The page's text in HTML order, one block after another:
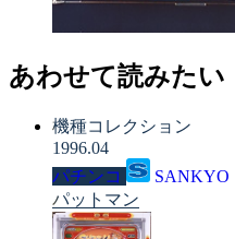
あわせて読みたい
機種コレクション
1996.04
パチンコ
SANKYO
パットマン